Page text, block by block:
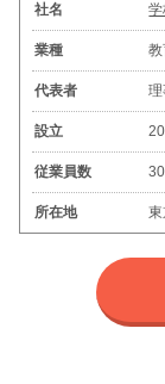
社名
業種
代表者
設立
従業員数
所在地